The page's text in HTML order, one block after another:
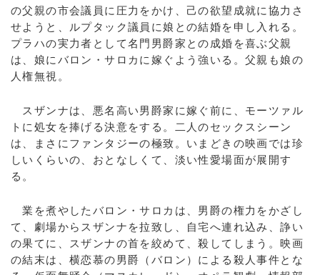
の父親の市会議員に圧力をかけ、己の欲望成就に協力さ
せようと、ルプタック議員に娘との結婚を申し入れる。
プラハの実力者として名門男爵家との成婚を喜ぶ父親
は、娘にバロン・サロカに嫁ぐよう強いる。父親も娘の
人権無視。
スザンナは、悪名高い男爵家に嫁ぐ前に、モーツァル
トに処女を捧げる決意をする。二人のセックスシーン
は、まさにファンタジーの極致。いまどきの映画では珍
しいくらいの、おとなしくて、淡い性愛場面が展開す
る。
業を煮やしたバロン・サロカは、男爵の権力をかざし
て、劇場からスザンナを拉致し、自宅へ連れ込み、諍い
の果てに、スザンナの首を絞めて、殺してしまう。映画
の結末は、横恋慕の男爵（バロン）による殺人事件とな